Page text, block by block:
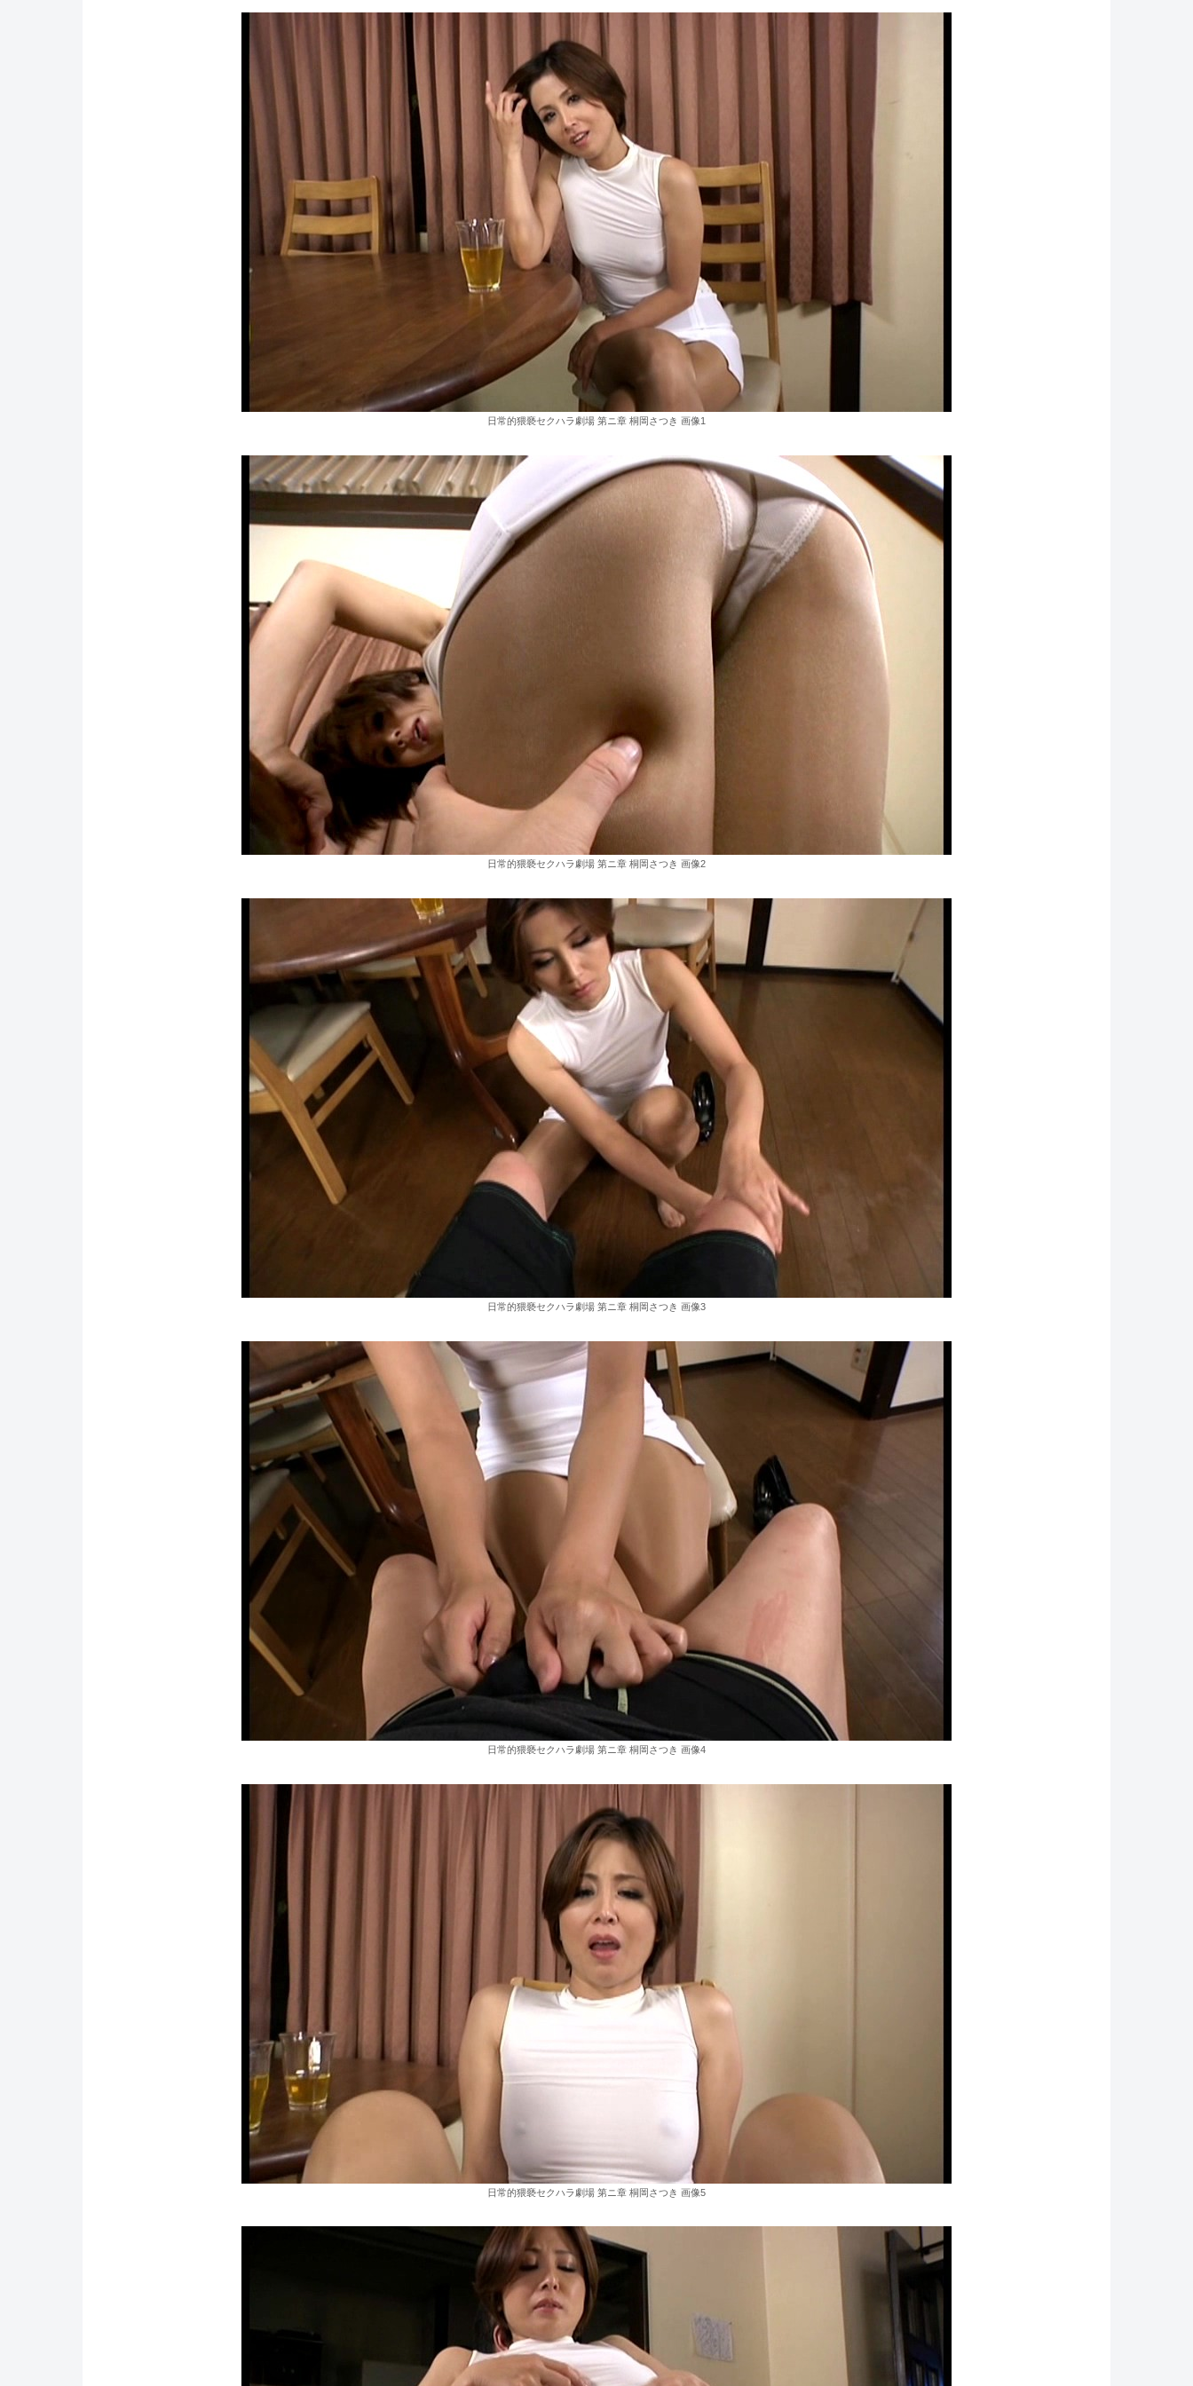
日常的猥褻セクハラ劇場 第ニ章 桐岡さつき 画像1
日常的猥褻セクハラ劇場 第ニ章 桐岡さつき 画像2
日常的猥褻セクハラ劇場 第ニ章 桐岡さつき 画像3
日常的猥褻セクハラ劇場 第ニ章 桐岡さつき 画像4
日常的猥褻セクハラ劇場 第ニ章 桐岡さつき 画像5